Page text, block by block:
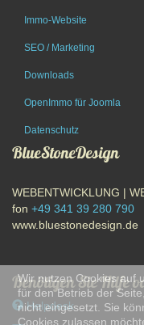
Immo-Website
SEO / Marketing
Downloads
OpenImmo für Joomla
Datenschutz
BlueStoneDesign
WEBENTWICKLUNG |
fon +49 341 39 280 790
www.bluestonedesign.de
Benötigen Sie Hilfe
Helpdesk
Wir nutzen Cookies auf
für den Betrieb der
nicht eingesetzt. Sie
Cookies zulassen